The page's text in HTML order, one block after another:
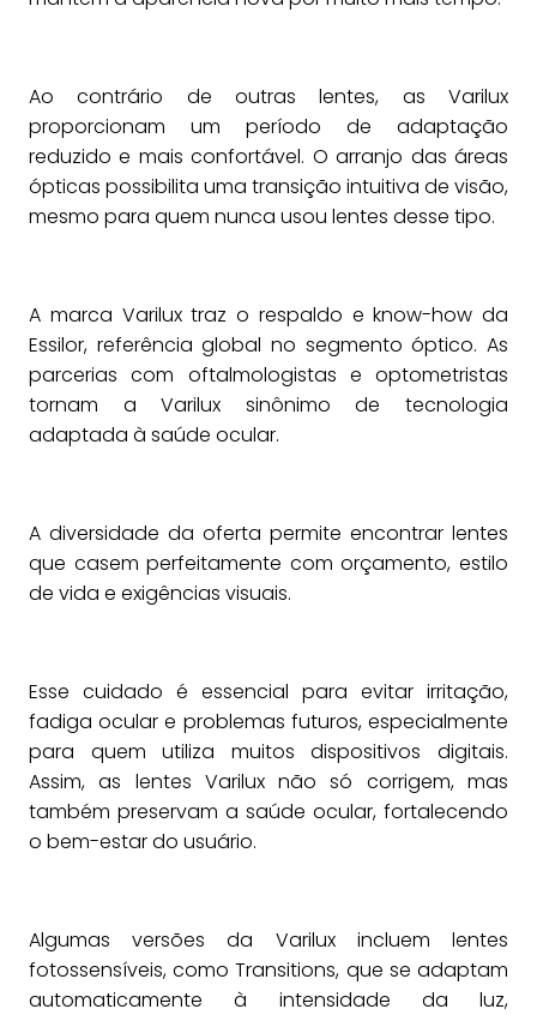
Ao contrário de outras lentes, as Varilux
proporcionam um período de adaptação
reduzido e mais confortável. O arranjo das áreas
ópticas possibilita uma transição intuitiva de visão,
mesmo para quem nunca usou lentes desse tipo.
A marca Varilux traz o respaldo e know-how da
Essilor, referência global no segmento óptico. As
parcerias com oftalmologistas e optometristas
tornam a Varilux sinônimo de tecnologia
adaptada à saúde ocular.
A diversidade da oferta permite encontrar lentes
que casem perfeitamente com orçamento, estilo
de vida e exigências visuais.
Esse cuidado é essencial para evitar irritação,
fadiga ocular e problemas futuros, especialmente
para quem utiliza muitos dispositivos digitais.
Assim, as lentes Varilux não só corrigem, mas
também preservam a saúde ocular, fortalecendo
o bem-estar do usuário.
Algumas versões da Varilux incluem lentes
fotossensíveis, como Transitions, que se adaptam
automaticamente à intensidade da luz,